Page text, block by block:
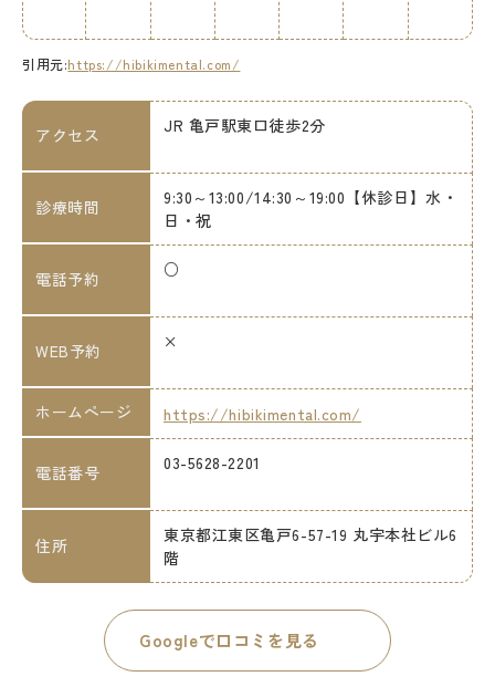
引用元:https://hibikimental.com/
アクセス JR 亀戸駅東口徒歩2分
診療時間
9:30～13:00/14:30～19:00【休診日】水・
日・祝
電話予約 ○
WEB予約 ×
ホームページ https://hibikimental.com/
電話番号 03-5628-2201
住所
東京都江東区亀戸6-57-19 丸宇本社ビル6
階
Googleで口コミを見る